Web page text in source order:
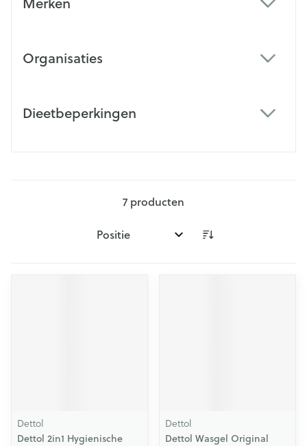
Organisaties
Dieetbeperkingen
7 producten
Sorteer op:
Dettol
Dettol 2in1 Hygienische
Dettol
Dettol Wasgel Original